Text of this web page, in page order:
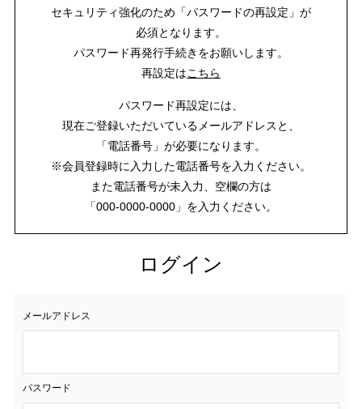
セキュリティ強化のため「パスワードの再設定」が
必須となります。
パスワード再発行手続きをお願いします。
再設定はこちら
パスワード再設定には、
現在ご登録いただいているメールアドレスと、
「電話番号」が必要になります。
※会員登録時に入力した電話番号を入力ください。
また電話番号が未入力、空欄の方は
「000-0000-0000」を入力ください。
ログイン
メールアドレス
パスワード